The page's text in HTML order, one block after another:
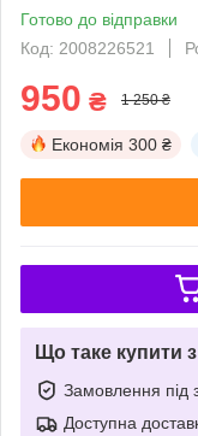
Готово до відправки
Код: 2008226521
950 ₴ 1 250 ₴
Економія 300 ₴
Що таке купити
Замовлення під
Доступна